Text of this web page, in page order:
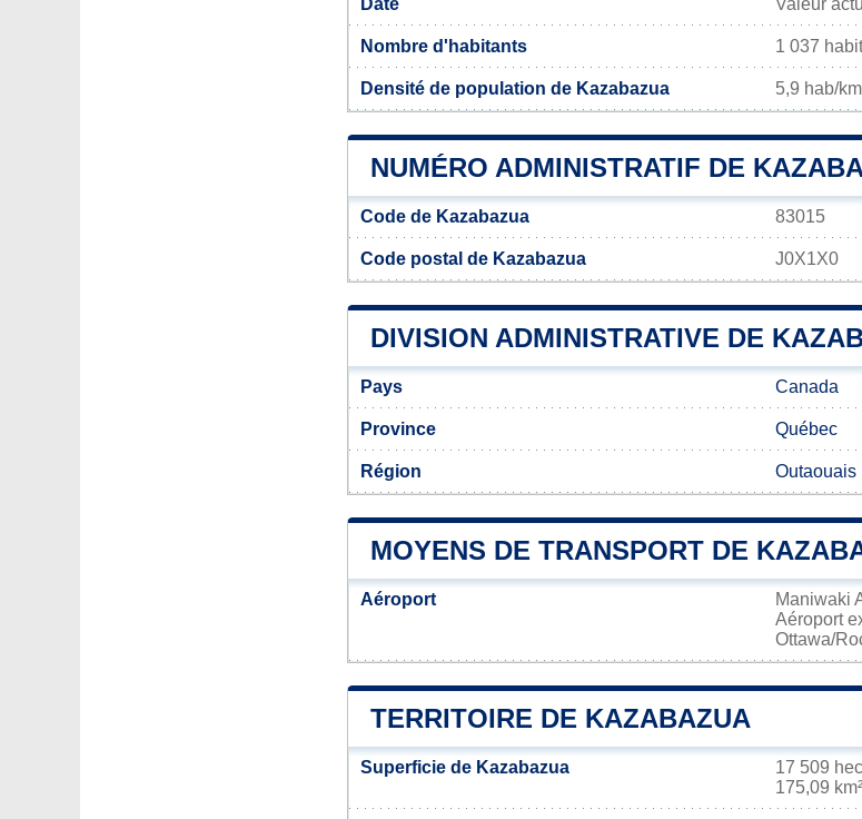
Date Valeur
Nombre d'habitants 1 037
Densité de population de Kazabazua 5,9 hab/
NUMÉRO ADMINISTRATIF DE
Code de Kazabazua 83015
Code postal de Kazabazua J0X1X0
DIVISION ADMINISTRATIVE DE
Pays Canada
Province Québec
Région Outaouais
MOYENS DE TRANSPORT DE
Aéroport Maniwaki
Aéroport
Ottawa/
TERRITOIRE DE KAZABAZUA
Superficie de Kazabazua
17 509
175,09 km²